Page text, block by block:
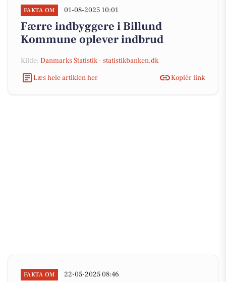
FAKTA OM 01-08-2025 10:01
Færre indbyggere i Billund
Kommune oplever indbrud
Kilde: Danmarks Statistik - statistikbanken.dk
Læs hele artiklen her
Kopiér link
FAKTA OM 22-05-2025 08:46